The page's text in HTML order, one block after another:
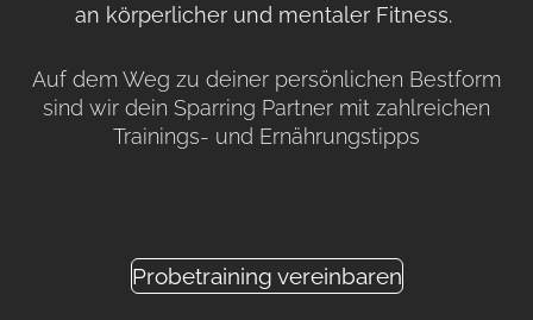
an körperlicher und mentaler Fitness.
Auf dem Weg zu deiner persönlichen Bestform
sind wir dein Sparring Partner mit zahlreichen
Trainings- und Ernährungstipps
Probetraining vereinbaren